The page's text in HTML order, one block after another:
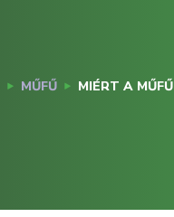
MŰFŰ MIÉRT A